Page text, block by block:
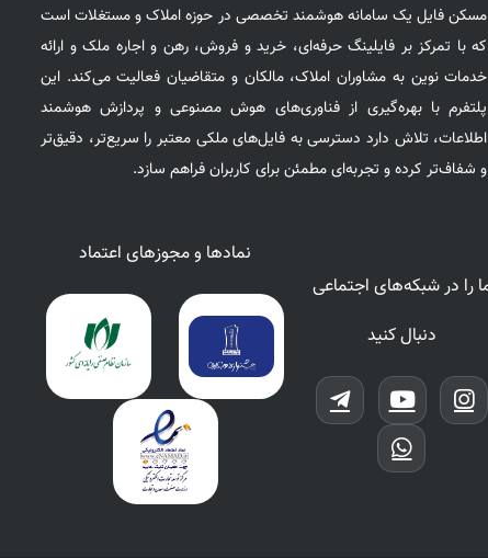
مسکن فایل یک سامانه هوشمند تخصصی در حوزه املاک و مستغلات است
که با تمرکز بر فایلینگ حرفه‌ای، خرید و فروش، رهن و اجاره ملک و ارائه
خدمات نوین به مشاوران املاک، مالکان و متقاضیان فعالیت می‌کند. این
پلتفرم با بهره‌گیری از فناوری‌های هوش مصنوعی و پردازش هوشمند
اطلاعات، تلاش دارد دسترسی به فایل‌های ملکی معتبر را سریع‌تر، دقیق‌تر
و شفاف‌تر کرده و تجربه‌ای مطمئن برای کاربران فراهم سازد.
را در شبکه‌های اجتماعی
دنبال کنید
نمادها و مجوزهای اعتماد